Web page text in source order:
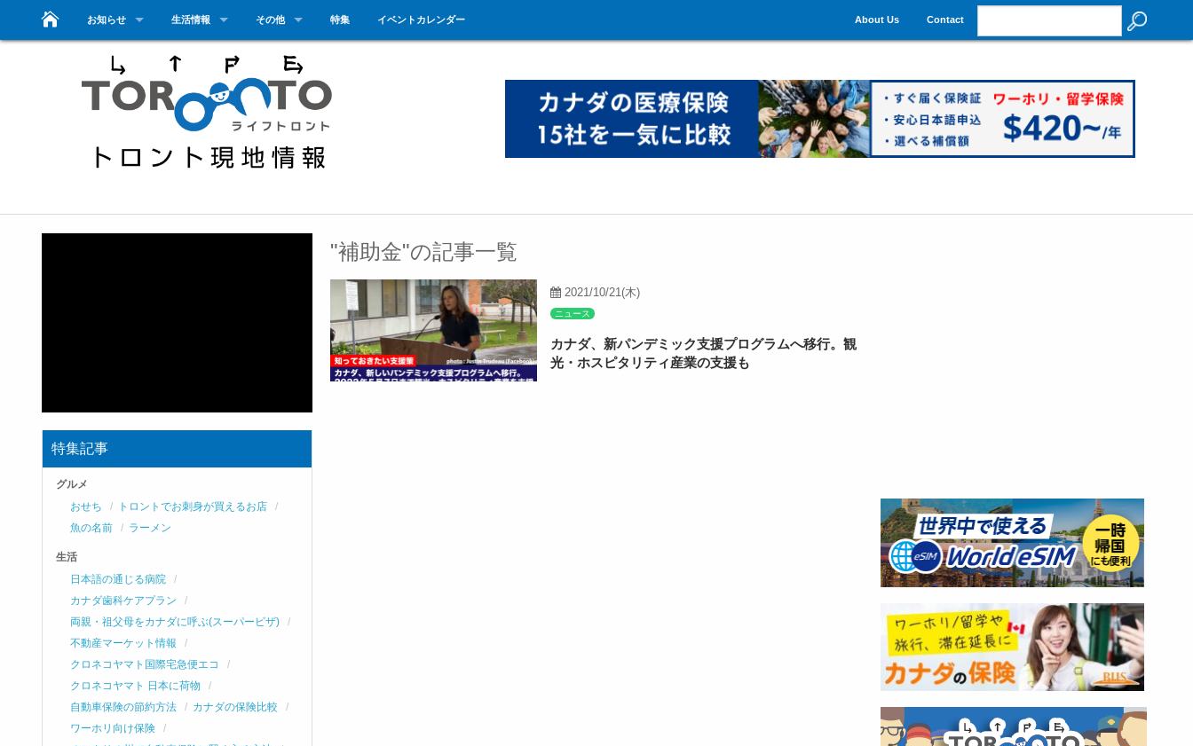
お知らせ 生活情報 その他 特集 イベントカレンダー About Us Contact
"補助金"の記事一覧
2021/10/21(木)
ニュース
カナダ、新パンデミック支援プログラムへ移行。観
光・ホスピタリティ産業の支援も
特集記事
グルメ
おせち
トロントでお刺身が買えるお店
魚の名前
ラーメン
生活
日本語の通じる病院
カナダ歯科ケアプラン
両親・祖父母をカナダに呼ぶ(スーパービザ)
不動産マーケット情報
クロネコヤマト国際宅急便エコ
クロネコヤマト 日本に荷物
自動車保険の節約方法
カナダの保険比較
ワーホリ向け保険